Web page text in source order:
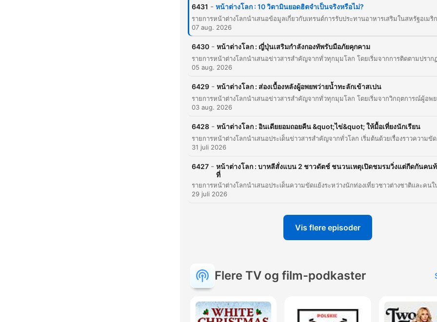
00:25:07 บทสรุปและช่องทางการติดตาม
Klikk på et kapittel for å gå direkte til det øyeblikket
Høydepunkter
อาจจะมีสิ่งปนเปื้อนอยู่หรืออาจจะไปทำปฏิกิริยากับยาที่คุณรับ
ประทานอยู่
มากเกินความจำเป็นหรืออาจส่งผลเสียต่อร่างกาย
ถั่วต่าง ๆ จำพวกนม แล้วก็โปรตีนที่ดีต่อสุขภาพเนี่ย แค่นี้ก็ค
อยากให้หัวหน้างานเรียกแรงงานเหล่านี้ด้วยชื่อของพวกเขา
00:20:29 · อธิบายถึงเป้าหมายหลักของแคมเปญในเกาหลีใต้ที่ต้องกา
สร้างความเคารพต่อแรงงานข้ามชาติ
การเรียกชื่อใครสักคนด้วยชื่ออันนี้คือเป็นอะไรที่เป็นพื้นฐาน
6431 - หน้าต่างโลก : 10 วิตามินยอดฮิตจำเป็นจริงหรือไม่?
07 aug. 2026
6430 - หน้าต่างโลก : ญี่ปุ่นเสริมกำลังกองทัพรับมือภัยคุกคาม
05 aug. 2026
6429 - หน้าต่างโลก : ส่องเบื้องหลังผู้อพยพว่ายน้ำทะลักเข้าสเปน
03 aug. 2026
6428 - หน้าต่างโลก : อินเดียยอมถอยคืน &quot;ไข่&quot; ให้มื้อเที่ยงนักเรียน
31 juli 2026
6427 - หน้าต่างโลก : บาหลีสั่งแบน 2 ชาวดัตช์ ชนวนเหตุเปิดชมรมวิ่งแต่กีดกันคน
ที่
29 juli 2026
Vis flere episoder
Flere TV og film-podkaster